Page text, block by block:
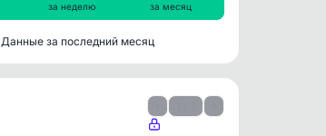
за неделю за месяц
Данные за последний месяц